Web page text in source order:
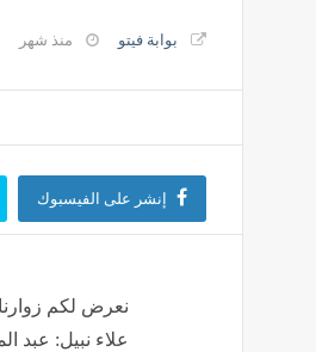
في عدة محاور، القوات اليمنية تنفذ
بوابة فيتو منذ شهر
إنشر على الفيسبوك
نعرض لكم
علاء نبيل: عبد